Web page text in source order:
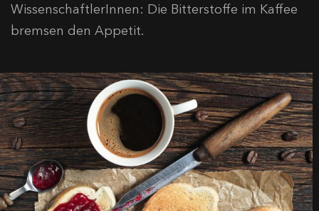
WissenschaftlerInnen: Die Bitterstoffe im Kaffee
bremsen den Appetit.